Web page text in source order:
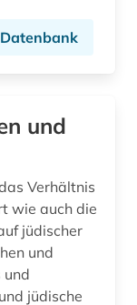
und
Verhältnis
wie auch die
jüdischer
und
und
jüdische